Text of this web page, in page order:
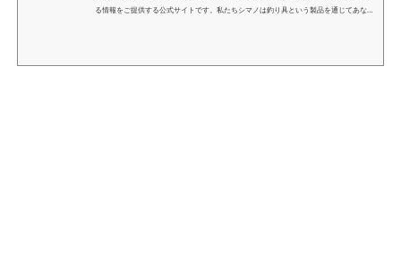
る情報をご提供する公式サイトです。私たちシマノは釣り具という製品を通じてあなた